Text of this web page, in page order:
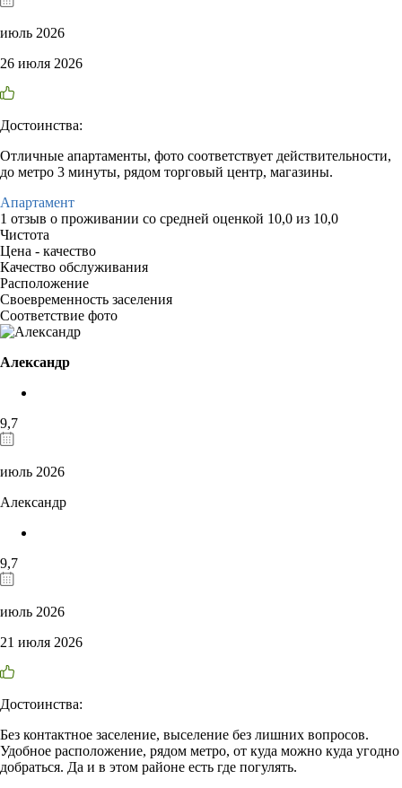
июль 2026
26 июля 2026
Достоинства:
Отличные апартаменты, фото соответствует действительности,
до метро 3 минуты, рядом торговый центр, магазины.
Апартамент
1 отзыв о проживании со средней оценкой 10,0 из 10,0
Чистота
Цена - качество
Качество обслуживания
Расположение
Своевременность заселения
Соответствие фото
Александр
9,7
июль 2026
Александр
9,7
июль 2026
21 июля 2026
Достоинства:
Без контактное заселение, выселение без лишних вопросов.
Удобное расположение, рядом метро, от куда можно куда угодно
добраться. Да и в этом районе есть где погулять.